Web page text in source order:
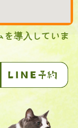
を導入していま